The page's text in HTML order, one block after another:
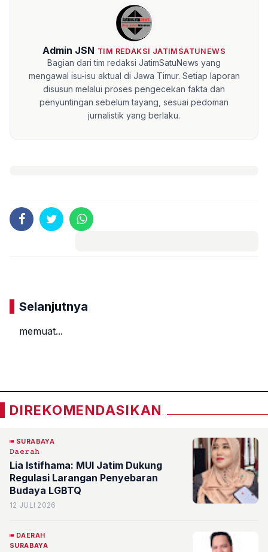
Admin JSN TIM REDAKSI JATIMSATUNEWS
Bagian dari tim redaksi JatimSatuNews yang
mengawal isu-isu aktual di Jawa Timur. Setiap laporan
disusun melalui proses pengecekan fakta dan
penyuntingan sebelum tayang, sesuai pedoman
jurnalistik yang berlaku.
Selanjutnya
memuat...
DIREKOMENDASIKAN
SURABAYA
𝙳𝚊𝚎𝚛𝚊𝚑
Lia Istifhama: MUI Jatim Dukung
Regulasi Larangan Penyebaran
Budaya LGBTQ
12 JULI 2026
DAERAH
SURABAYA